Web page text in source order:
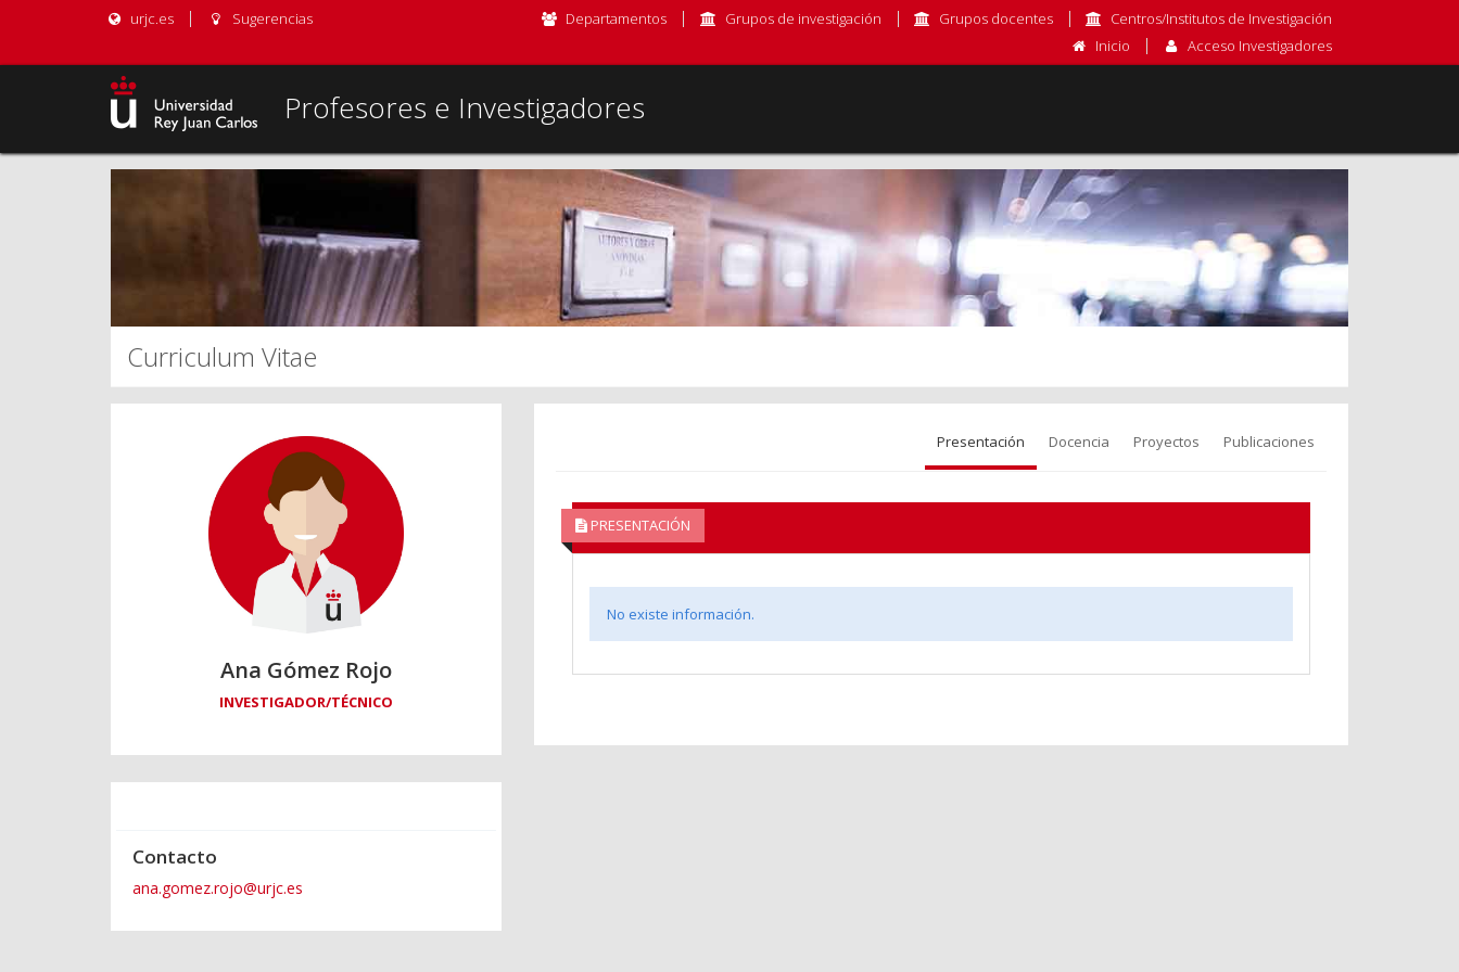
urjc.es Sugerencias Departamentos Grupos de investigación Grupos docentes
Centros/Institutos de Investigación
Inicio
Acceso Investigadores
Profesores e Investigadores
Curriculum Vitae
Ana Gómez Rojo
INVESTIGADOR/TÉCNICO
Contacto
ana.gomez.rojo@urjc.es
Presentación Docencia Proyectos Publicaciones
PRESENTACIÓN
No existe información.